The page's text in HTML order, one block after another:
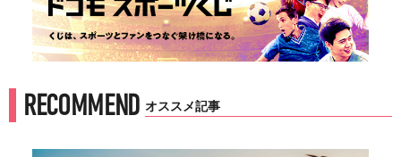
RECOMMEND オススメ記事